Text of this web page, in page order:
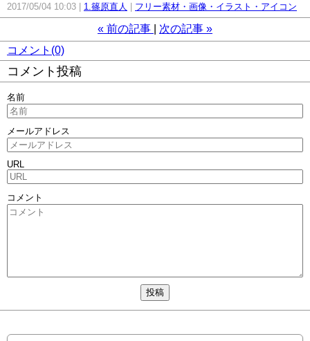
2017/05/04 10:03 1.篠原直人 フリー素材・画像・イラスト・アイコン
« 前の記事 次の記事 »
コメント(0)
コメント投稿
名前
メールアドレス
URL
コメント